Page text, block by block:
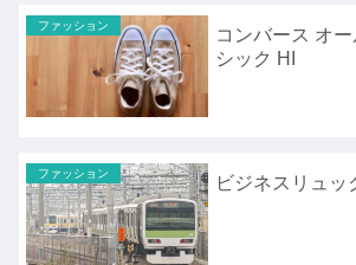
ファッション
コンバース オ
シック HI
ファッション ビジネスリュッ